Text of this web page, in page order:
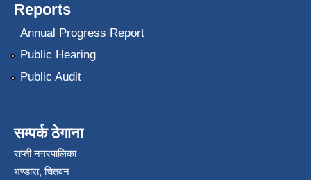
Reports
Annual Progress Report
Public Hearing
Public Audit
सम्पर्क ठेगाना
राप्ती नगरपालिका
भण्डारा, चितवन